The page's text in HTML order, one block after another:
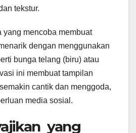
tekstur.
yang mencoba membuat
dengan menggunakan
bunga telang (biru) atau
ini membuat tampilan
cantik dan menggoda,
media sosial.
yang